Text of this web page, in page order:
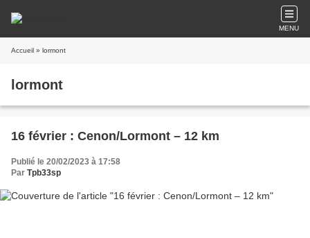
MENU
Accueil » lormont
lormont
16 février : Cenon/Lormont – 12 km
Publié le 20/02/2023 à 17:58
Par Tpb33sp